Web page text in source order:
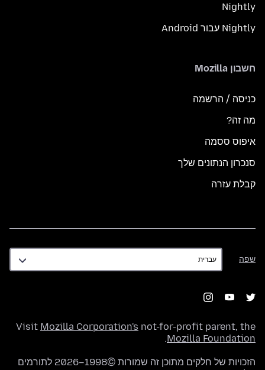
Nightly
Nightly עבור Android
חשבון Mozilla
כניסה / הרשמה
מה זה?
איפוס ססמה
סנכרון הנתונים שלך
קבלת עזרה
שפה
שפה
Visit Mozilla Corporation's not-for-profit parent, the
Mozilla Foundation
.
הזכויות של חלקים מתוכן זה שמורות ©1998–2026 לתורמים